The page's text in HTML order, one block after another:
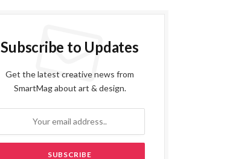
Subscribe to Updates
Get the latest creative news from
SmartMag about art & design.